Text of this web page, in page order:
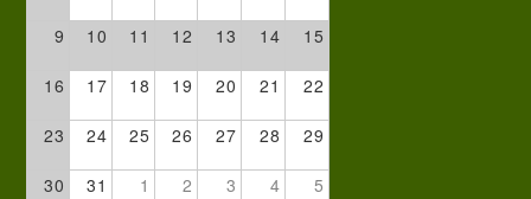
9 10 11 12 13 14 15
16 17 18 19 20 21 22
23 24 25 26 27 28 29
30 31 1 2 3 4 5